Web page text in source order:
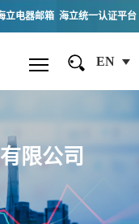
立电器邮箱 海立统一认证平台
EN
限公司